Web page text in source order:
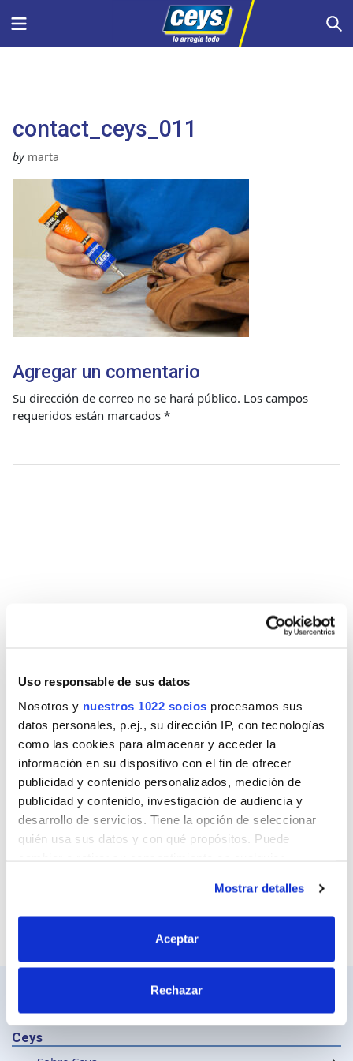
Uso responsable de sus datos
Nosotros y nuestros 1022 socios procesamos sus
datos personales, p.ej., su dirección IP, con tecnologías
como las cookies para almacenar y acceder la
información en su dispositivo con el fin de ofrecer
publicidad y contenido personalizados, medición de
publicidad y contenido, investigación de audiencia y
desarrollo de servicios. Tiene la opción de seleccionar
quién usa sus datos y con qué propósitos. Puede
Si lo permite, también quisiéramos:
Identificar su dispositivo analizándolo activamente
digitales)
Mostrar detalles
Aceptar
Rechazar
Menu
contact_ceys_011
by marta
Agregar un comentario
Su dirección de correo no se hará público. Los campos
requeridos están marcados *
Correo
Sitio web
Ceys